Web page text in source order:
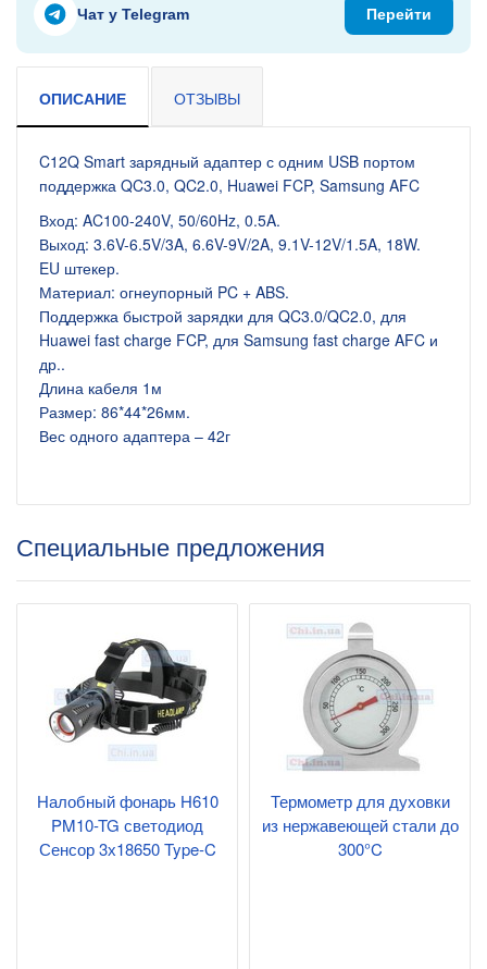
Чат у Telegram Перейти
ОПИСАНИЕ ОТЗЫВЫ
C12Q Smart зарядный адаптер с одним USB портом
поддержка QC3.0, QC2.0, Huawei FCP, Samsung AFC
Вход: AC100-240V, 50/60Hz, 0.5A.
Выход: 3.6V-6.5V/3A, 6.6V-9V/2A, 9.1V-12V/1.5A, 18W.
EU штекер.
Материал: огнеупорный PC + ABS.
Поддержка быстрой зарядки для QC3.0/QC2.0, для
Huawei fast charge FCP, для Samsung fast charge AFC и
др..
Длина кабеля 1м
Размер: 86*44*26мм.
Вес одного адаптера – 42г
Специальные предложения
Налобный фонарь H610
PM10-TG светодиод
Сенсор 3х18650 Type-C
Термометр для духовки
из нержавеющей стали до
300°C